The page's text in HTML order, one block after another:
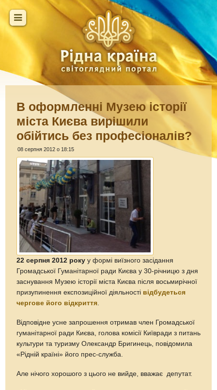
В оформленні Музею історії
міста Києва вирішили
обійтись без професіоналів?
08 серпня 2012 о 18:15
22 серпня 2012 року у формі виїзного засідання
Громадської Гуманітарної ради Києва у 30-річницю з дня
заснування Музею історії міста Києва після восьмирічної
призупинення експозиційної діяльності відбудеться
чергове його відкриття
Відповідне усне запрошення отримав член Громадської
гуманітарної ради Києва, голова комісії Київради з питань
культури та туризму Олександр Бригинець, повідомила
«Рідній країні» його прес-служба.
Але нічого хорошого з цього не вийде, вважає депутат.